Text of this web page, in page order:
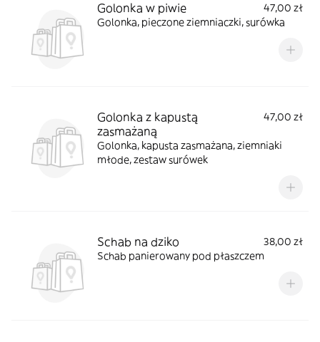
Golonka w piwie
47,00 zł
Golonka, pieczone ziemniaczki, surówka
Golonka z kapustą
zasmażaną
47,00 zł
Golonka, kapusta zasmażana, ziemniaki
młode, zestaw surówek
Schab na dziko
38,00 zł
Schab panierowany pod płaszczem